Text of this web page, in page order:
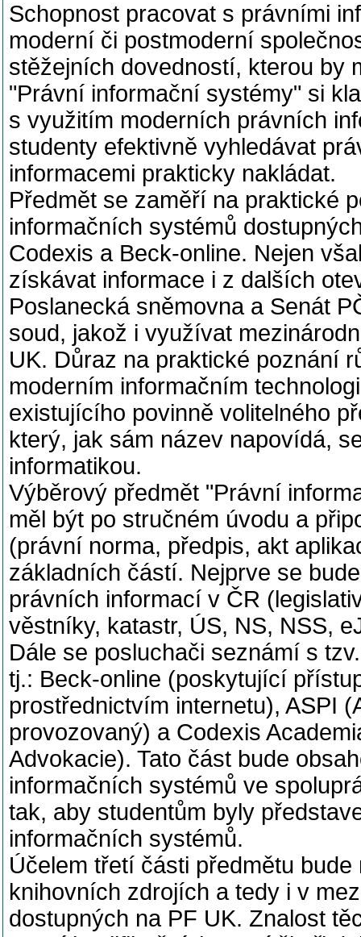
Schopnost pracovat s právními
moderní či postmoderní
stěžejních dovedností, kterou by
"Právní informační systémy" si
s využitím moderních právních
studenty efektivně vyhledávat
informacemi prakticky nakládat.
Předmět se zaměří na praktické
informačních systémů
Codexis a Beck-online. Nejen
získávat informace i z dalších
Poslanecká sněmovna a Senát
soud, jakož i využívat
UK. Důraz na praktické poznání
moderním informačním
existujícího povinně volitelného
který, jak sám název napovídá,
informatikou.
Výběrový předmět "Právní
měl být po stručném úvodu a
(právní norma, předpis, akt
základních částí. Nejprve se
právních informací v ČR
věstníky, katastr, ÚS, NS, NSS,
Dále se posluchači seznámí s
tj.: Beck-online (poskytující
prostřednictvím internetu), ASPI
provozovaný) a Codexis
Advokacie). Tato část bude
informačních systémů ve
tak, aby studentům byly
informačních systémů.
Účelem třetí části předmětu
knihovních zdrojích a tedy i v
dostupných na PF UK. Znalost